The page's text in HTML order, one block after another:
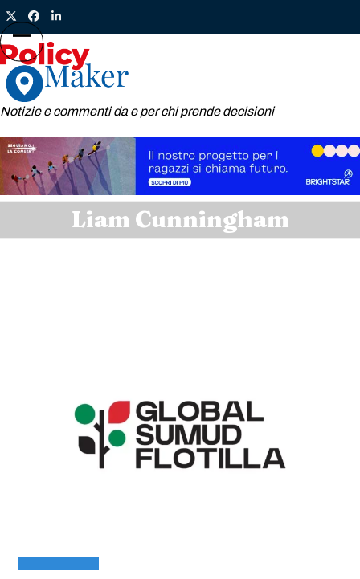
Skip
to
content
TwitterFacebook
LinkedIn
Notizie e commenti da e per chi prende decisioni
Open
mobile
menu
Close
mobile
menu
Liam Cunningham